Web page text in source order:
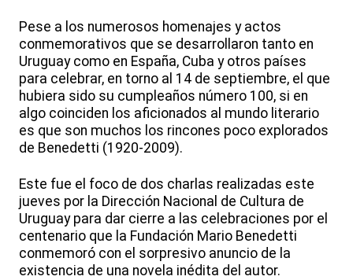
Pese a los numerosos homenajes y actos
conmemorativos que se desarrollaron tanto en
Uruguay como en España, Cuba y otros países
para celebrar, en torno al 14 de septiembre, el que
hubiera sido su cumpleaños número 100, si en
algo coinciden los aficionados al mundo literario
es que son muchos los rincones poco explorados
de Benedetti (1920-2009).
Este fue el foco de dos charlas realizadas este
jueves por la Dirección Nacional de Cultura de
Uruguay para dar cierre a las celebraciones por el
centenario que la Fundación Mario Benedetti
conmemoró con el sorpresivo anuncio de la
existencia de una novela inédita del autor.